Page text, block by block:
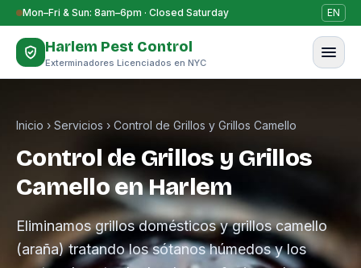
Saltar al contenido
Mon–Fri & Sun: 8am–6pm · Closed Saturday EN
Harlem Pest Control
Exterminadores Licenciados en NYC
Inicio › Servicios › Control de Grillos y Grillos Camello
Control de Grillos y Grillos
Camello en Harlem
Eliminamos grillos domésticos y grillos camello
(araña) tratando los sótanos húmedos y los